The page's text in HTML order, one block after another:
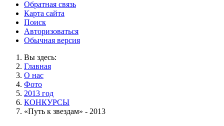
Обратная связь
Карта сайта
Поиск
Авторизоваться
Обычная версия
Вы здесь:
Главная
О нас
Фото
2013 год
КОНКУРСЫ
«Путь к звездам» - 2013